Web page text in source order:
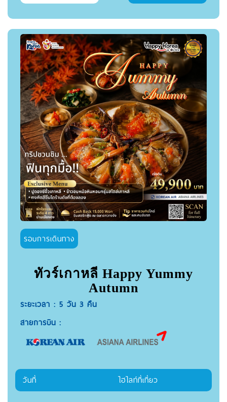
รอบการเดินทาง
ทัวร์เกาหลี Happy Yummy
Autumn
ระยะเวลา : 5 วัน 3 คืน
สายการบิน :
วันที่ ไฮไลท์ที่เที่ยว